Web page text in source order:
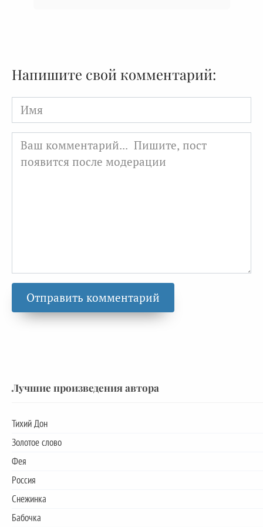
Напишите свой комментарий:
Имя
Лучшие произведения автора
Тихий Дон
Золотое слово
Фея
Россия
Снежинка
Бабочка